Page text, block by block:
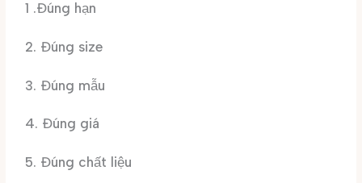
1 .Đúng hạn
2. Đúng size
3. Đúng mẫu
4. Đúng giá
5. Đúng chất liệu